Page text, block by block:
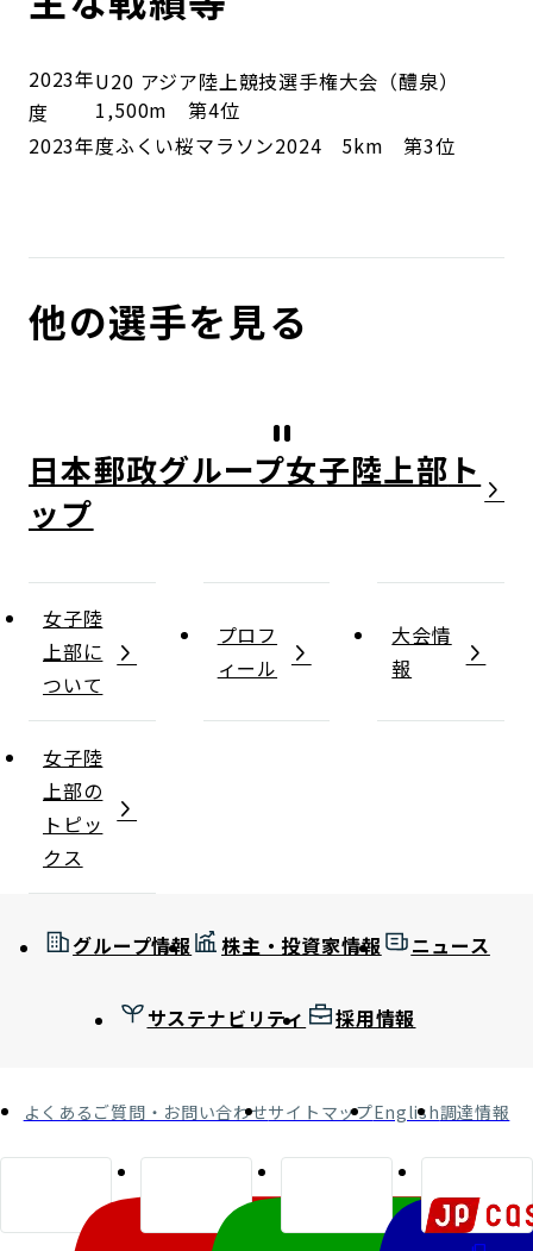
2023年
度
U20 アジア陸上競技選手権大会（醴泉）
1,500m 第4位
2023年度ふくい桜マラソン2024 5km 第3位
他の選手を見る
日本郵政グループ女子陸上部
女子陸
上部に
ついて
プロフ
ィール
大会情
報
女子陸
上部の
トピッ
クス
グループ情報 株主・投資家情報 ニュース
サステナビリティ 採用情報
よくあるご質問・お問い合わせサイトマップEnglish調達情報